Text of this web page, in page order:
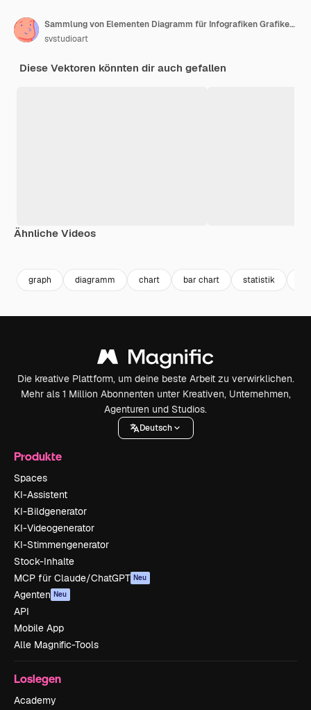
Sammlung von Elementen Diagramm für Infografiken Grafiken Diagramme Diagramm in Farbe
svstudioart
Diese Vektoren könnten dir auch gefallen
Ähnliche Videos
graph diagramm chart bar chart statistik
Die kreative Plattform, um deine beste Arbeit zu verwirklichen.
Mehr als 1 Million Abonnenten unter Kreativen, Unternehmen,
Agenturen und Studios.
Deutsch
Produkte
Spaces
KI-Assistent
KI-Bildgenerator
KI-Videogenerator
KI-Stimmengenerator
Stock-Inhalte
MCP für Claude/ChatGPT Neu
Agenten Neu
API
Mobile App
Alle Magnific-Tools
Loslegen
Academy